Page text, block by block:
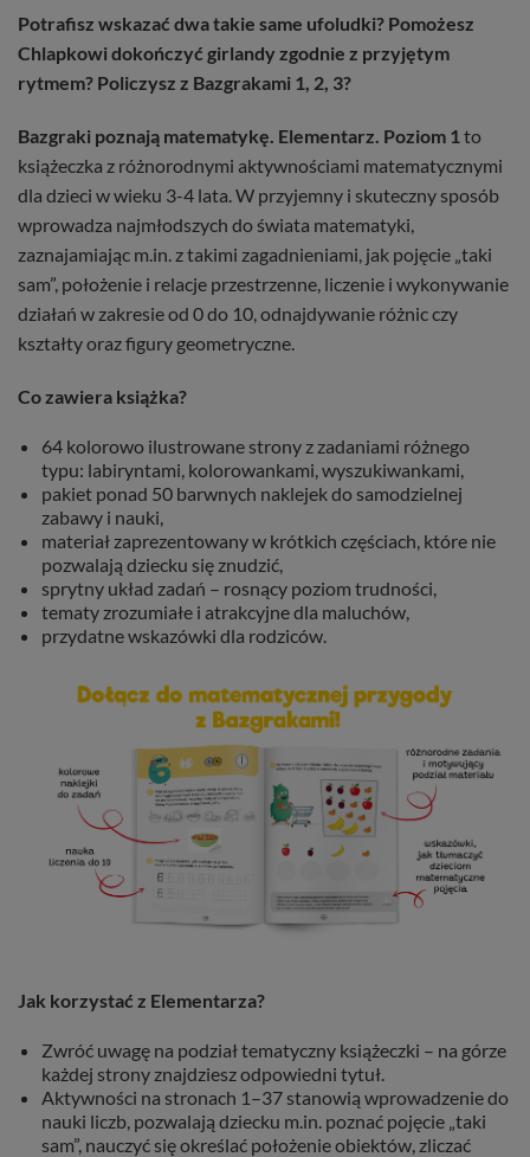
Potrafisz wskazać dwa takie same ufoludki? Pomożesz
Chlapkowi dokończyć girlandy zgodnie z przyjętym
rytmem? Policzysz z Bazgrakami 1, 2, 3?
Bazgraki poznają matematykę. Elementarz. Poziom 1 to
książeczka z różnorodnymi aktywnościami matematycznymi
dla dzieci w wieku 3-4 lata. W przyjemny i skuteczny sposób
wprowadza najmłodszych do świata matematyki,
zaznajamiając m.in. z takimi zagadnieniami, jak pojęcie „taki
sam”, położenie i relacje przestrzenne, liczenie i wykonywanie
działań w zakresie od 0 do 10, odnajdywanie różnic czy
kształty oraz figury geometryczne.
Co zawiera książka?
64 kolorowo ilustrowane strony z zadaniami różnego
typu: labiryntami, kolorowankami, wyszukiwankami,
pakiet ponad 50 barwnych naklejek do samodzielnej
zabawy i nauki,
materiał zaprezentowany w krótkich częściach, które nie
pozwalają dziecku się znudzić,
sprytny układ zadań – rosnący poziom trudności,
tematy zrozumiałe i atrakcyjne dla maluchów,
przydatne wskazówki dla rodziców.
Jak korzystać z Elementarza?
Zwróć uwagę na podział tematyczny książeczki – na górze
każdej strony znajdziesz odpowiedni tytuł.
Aktywności na stronach 1–37 stanowią wprowadzenie do
nauki liczb, pozwalają dziecku m.in. poznać pojęcie „taki
sam”, nauczyć się określać położenie obiektów, zliczać